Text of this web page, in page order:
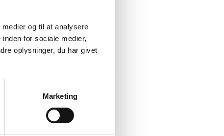
og til at analysere
for sociale medier,
oplysninger, du har givet
Marketing